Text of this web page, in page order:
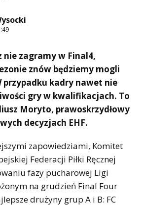
nie zagramy w Final4,
znów będziemy mogli
przypadku kadry nawet nie
gry w kwalifikacjach. To
Moryto, prawoskrzydłowy
decyzjach EHF.
zapowiedziami, Komitet
Federacji Piłki Ręcznej
fazy pucharowej Ligi
na grudzień Final Four
drużyny grup A i B: FC